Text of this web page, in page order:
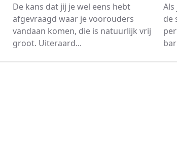
De kans dat jij je wel eens hebt
afgevraagd waar je voorouders
vandaan komen, die is natuurlijk vrij
groot. Uiteraard...
de